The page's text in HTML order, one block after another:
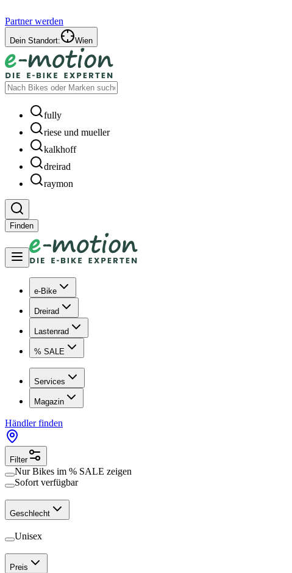
Partner werden
Dein Standort: Wien
fully
riese und mueller
kalkhoff
dreirad
raymon
Finden
e-Bike
Dreirad
Lastenrad
% SALE
Services
Magazin
Händler finden
Filter
Nur Bikes im % SALE zeigen
Sofort verfügbar
Geschlecht
Unisex
Preis